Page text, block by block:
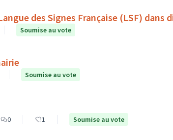
des Signes Française (LSF) dans
Soumise au vote
Soumise au vote
0 1 Soumise au vote